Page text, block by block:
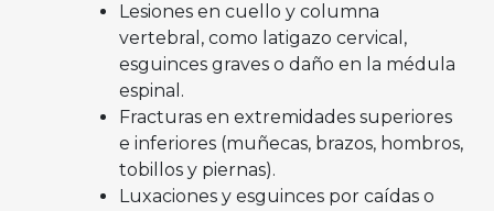
Lesiones en cuello y columna
vertebral, como latigazo cervical,
esguinces graves o daño en la médula
espinal.
Fracturas en extremidades superiores
e inferiores (muñecas, brazos, hombros,
tobillos y piernas).
Luxaciones y esguinces por caídas o